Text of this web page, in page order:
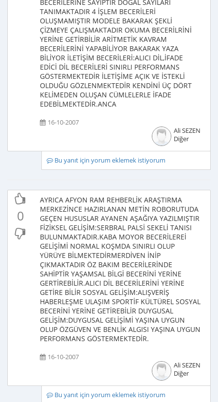
BECERİLERİNE SAYİPTİR DOĞAL SAYILARI
TANIMAKTADIR 4 İŞLEM BECERİLERİ
OLUŞMAMIŞTIR MODELE BAKARAK ŞEKLİ
ÇİZMEYE ÇALIŞMAKTADIR OKUMA BECERİLRİNİ
YERİNE GETİRBİLİR ARİTMETİK KAVRAM
BECERİLERİNİ YAPABİLİYOR BAKARAK YAZA
BİLİYOR İLETİŞİM BECERİLERİ:ALICI DİL,İFADE
EDİCİ DİL BECERİLERİ SINIRLI PERFORMANS
GÖSTERMEKTEDİR İLETİŞİME AÇIK VE İSTEKLİ
OLDUĞU GÖZLENMEKTEDİR KENDİNİ ÜÇ DÖRT
KELİMEDEN OLUŞAN CÜMLELERLE İFADE
EDEBİLMEKTEDİR.ANCA
16-10-2007
Ali SEZEN
Diğer
Bu yanıt için yorum eklemek istiyorum
0
AYRICA AFYON RAM REHBERLİK ARAŞTIRMA
MERKEZİNCE HAZIRLANAN METİN ROBORUTUDA
GEÇEN HUSUSLAR AYANEN AŞAĞIYA YAZILMIŞTIR
FİZİKSEL GELİŞİM:SERBRAL PALSİ SEKELİ TANISI
BULUNMAKTADIR.KABA MOYOR BECERİLEREİ
GELİŞİMİ NORMAL KOŞMDA SINIRLI OLUP
YÜRÜYE BİLMEKTEDİRMERDİVEN İNİP
ÇIKMAKTADIR ÖZ BAKIM BECERİLERİNDE
SAHİPTİR YAŞAMSAL BİLGİ BECERİNİ YERİNE
GERTİREBİLİR.ALICI DİL BECERİLERİNİ YERİNE
GETİRE BİLİR SOSYAL GELİŞİM:ALIŞVERİŞ
HABERLEŞME ULAŞIM SPORTİF KÜLTÜREL SOSYAL
BECERİNİ YERİNE GETİREBİLİR DUYGUSAL
GELİŞİM:DUYGUSAL GELİŞİMİ YAŞINA UYGUN
OLUP ÖZGÜVEN VE BENLİK ALGISI YAŞINA UYGUN
PERFORMANS GÖSTERMEKTEDİR.
16-10-2007
Ali SEZEN
Diğer
Bu yanıt için yorum eklemek istiyorum